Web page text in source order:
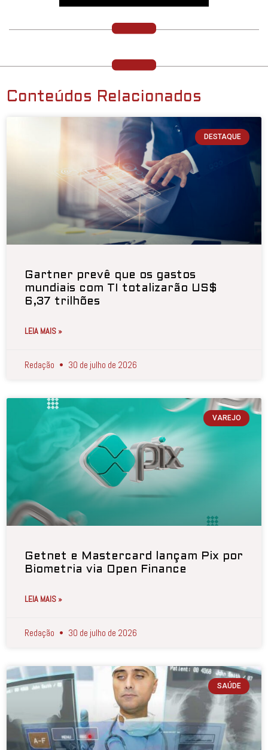
Conteúdos Relacionados
DESTAQUE
Gartner prevê que os gastos
mundiais com TI totalizarão US$
6,37 trilhões
LEIA MAIS »
Redação 30 de julho de 2026
VAREJO
Getnet e Mastercard lançam Pix por
Biometria via Open Finance
LEIA MAIS »
Redação 30 de julho de 2026
SAÚDE